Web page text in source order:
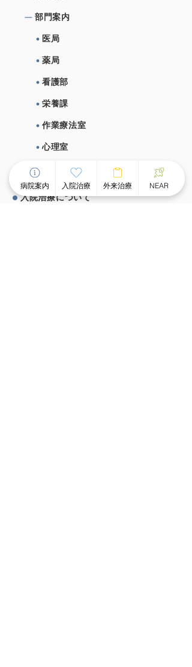
部⾨案内
医局
薬局
看護部
栄養課
作業療法室
心理室
施設概要、施設基準
⼊院治療について
病院案内 入院治療 外来治療 NEAR